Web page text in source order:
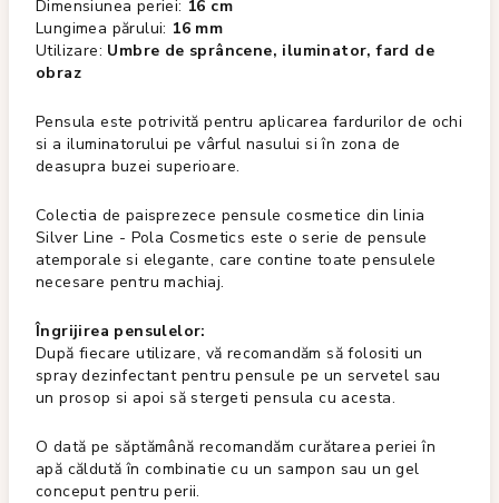
Dimensiunea periei: 16 cm
Lungimea părului: 16 mm
Utilizare: Umbre de sprâncene, iluminator, fard de
obraz
Pensula este potrivită pentru aplicarea fardurilor de ochi
si a iluminatorului pe vârful nasului si în zona de
deasupra buzei superioare.
Colectia de paisprezece pensule cosmetice din linia
Silver Line - Pola Cosmetics este o serie de pensule
atemporale si elegante, care contine toate pensulele
necesare pentru machiaj.
Îngrijirea pensulelor:
După fiecare utilizare, vă recomandăm să folositi un
spray dezinfectant pentru pensule pe un servetel sau
un prosop si apoi să stergeti pensula cu acesta.
O dată pe săptămână recomandăm curătarea periei în
apă căldută în combinatie cu un sampon sau un gel
conceput pentru perii.